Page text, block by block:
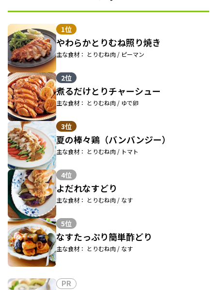
1位
やわらかとりむね照り焼き
主な食材： とりむね肉 / ピーマン
2位
煮るだけとりチャーシュー
主な食材： とりむね肉 / ゆで卵
3位
夏の棒々鶏（バンバンジー）
主な食材： とりむね肉 / トマト
4位
よだれなすどり
主な食材： とりむね肉 / なす
5位
なすたっぷり簡単酢どり
主な食材： とりむね肉 / なす
PR